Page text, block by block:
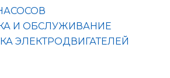
И ОБСЛУЖИВАНИЕ
ЭЛЕКТРОДВИГАТЕЛЕЙ